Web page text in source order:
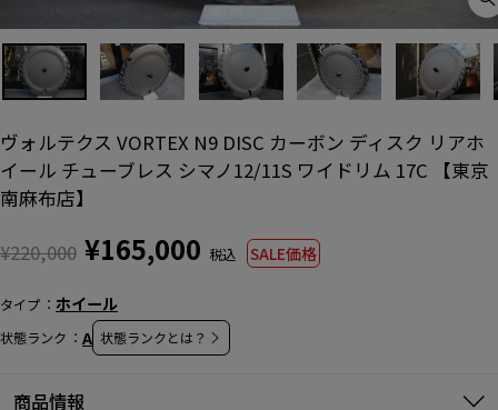
ヴォルテクス VORTEX N9 DISC カーボン ディスク リアホ
イール チューブレス シマノ12/11S ワイドリム 17C 【東京
南麻布店】
常
格
¥220,000 SALE
価
¥165,000 SALE価格
タイプ ホイール
状態ランク A 状態ランクとは？
商品情報